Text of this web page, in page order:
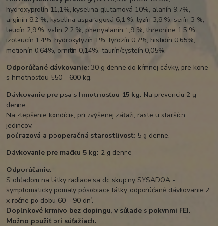
hydroxyprolín 11,1%, kyselina glutamová 10%, alanín 9,7%,
arginín 8,2 %, kyselina asparagová 6,1 %, lyzín 3,8 %, serín 3 %,
leucín 2,9 %, valín 2,2 %, phenyalanín 1,9 %, threonine 1,5 %,
izoleucín 1,4%, hydroxylyzín 1%, tyrozín 0,7%, histidín 0,65%,
metionín 0,64%, ornitín 0,14%, taurín/cysteín 0,05%.
Odporúčané dávkovanie:30 g denne do kŕmnej dávky, pre kone
s hmotnosťou 550 - 600 kg.
Dávkovanie pre psa s hmotnosťou 15 kg: Na prevenciu 2 g
denne.
Na zlepšenie kondície, pri zvýšenej záťaži, raste u starších
jedincov,
poúrazová a pooperačná starostlivosť: 5 g denne.
Dávkovanie pre mačku 5 kg: 2 g denne
Odporúčanie:
S ohľadom na látky radiace sa do skupiny SYSADOA -
symptomaticky pomaly pôsobiace látky, odporúčané dávkovanie 2
x ročne po dobu 60 – 90 dní.
Doplnkové krmivo bez dopingu, v súlade s pokynmi FEI.
Možno použiť pri súťažiach.